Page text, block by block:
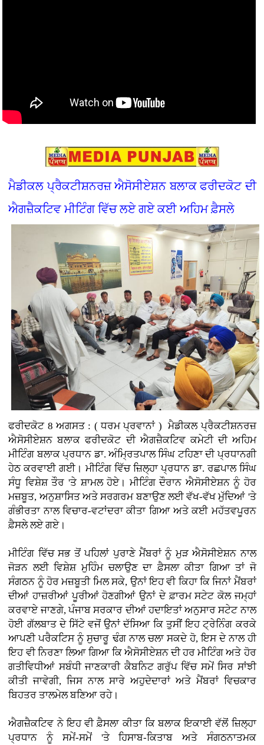
ਮੈਡੀਕਲ ਪ੍ਰੈਕਟੀਸ਼ਨਰਜ਼ ਐਸੋਸੀਏਸ਼ਨ ਬਲਾਕ ਫਰੀਦਕੋਟ ਦੀ
ਐਗਜ਼ੈਕਟਿਵ ਮੀਟਿੰਗ ਵਿੱਚ ਲਏ ਗਏ ਕਈ ਅਹਿਮ ਫ਼ੈਸਲੇ
ਫਰੀਦਕੋਟ 8 ਅਗਸਤ : ( ਧਰਮ ਪ੍ਰਵਾਨਾਂ ) ਮੈਡੀਕਲ ਪ੍ਰੈਕਟੀਸ਼ਨਰਜ਼
ਐਸੋਸੀਏਸ਼ਨ ਬਲਾਕ ਫਰੀਦਕੋਟ ਦੀ ਐਗਜ਼ੈਕਟਿਵ ਕਮੇਟੀ ਦੀ ਅਹਿਮ
ਮੀਟਿੰਗ ਬਲਾਕ ਪ੍ਰਧਾਨ ਡਾ. ਅੰਮ੍ਰਿਤਪਾਲ ਸਿੰਘ ਟਹਿਣਾ ਦੀ ਪ੍ਰਧਾਨਗੀ
ਹੇਠ ਕਰਵਾਈ ਗਈ। ਮੀਟਿੰਗ ਵਿੱਚ ਜ਼ਿਲ੍ਹਾ ਪ੍ਰਧਾਨ ਡਾ. ਰਛਪਾਲ ਸਿੰਘ
ਸੰਧੂ ਵਿਸ਼ੇਸ਼ ਤੌਰ 'ਤੇ ਸ਼ਾਮਲ ਹੋਏ। ਮੀਟਿੰਗ ਦੌਰਾਨ ਐਸੋਸੀਏਸ਼ਨ ਨੂੰ ਹੋਰ
ਮਜ਼ਬੂਤ, ਅਨੁਸ਼ਾਸਿਤ ਅਤੇ ਸਰਗਰਮ ਬਣਾਉਣ ਲਈ ਵੱਖ-ਵੱਖ ਮੁੱਦਿਆਂ 'ਤੇ
ਗੰਭੀਰਤਾ ਨਾਲ ਵਿਚਾਰ-ਵਟਾਂਦਰਾ ਕੀਤਾ ਗਿਆ ਅਤੇ ਕਈ ਮਹੱਤਵਪੂਰਨ
ਫ਼ੈਸਲੇ ਲਏ ਗਏ।
ਮੀਟਿੰਗ ਵਿੱਚ ਸਭ ਤੋਂ ਪਹਿਲਾਂ ਪੁਰਾਣੇ ਮੈਂਬਰਾਂ ਨੂੰ ਮੁੜ ਐਸੋਸੀਏਸ਼ਨ ਨਾਲ
ਜੋੜਨ ਲਈ ਵਿਸ਼ੇਸ਼ ਮੁਹਿੰਮ ਚਲਾਉਣ ਦਾ ਫ਼ੈਸਲਾ ਕੀਤਾ ਗਿਆ ਤਾਂ ਜੋ
ਸੰਗਠਨ ਨੂੰ ਹੋਰ ਮਜ਼ਬੂਤੀ ਮਿਲ ਸਕੇ, ਉਨਾਂ ਇਹ ਵੀ ਕਿਹਾ ਕਿ ਜਿਨਾਂ ਮੈਂਬਰਾਂ
ਦੀਆਂ ਹਾਜ਼ਰੀਆਂ ਪੂਰੀਆਂ ਹੋਣਗੀਆਂ ਉਨਾਂ ਦੇ ਫ਼ਾਰਮ ਸਟੇਟ ਕੋਲ ਜਮ੍ਹਾਂ
ਕਰਵਾਏ ਜਾਣਗੇ, ਪੰਜਾਬ ਸਰਕਾਰ ਦੀਆਂ ਹਦਾਇਤਾਂ ਅਨੁਸਾਰ ਸਟੇਟ ਨਾਲ
ਹੋਈ ਗੱਲਬਾਤ ਦੇ ਸਿੱਟੇ ਵਜੋਂ ਉਨਾਂ ਦੱਸਿਆ ਕਿ ਤੁਸੀਂ ਇਹ ਟ੍ਰੇਨਿੰਗ ਕਰਕੇ
ਆਪਣੀ ਪਰੈਕਟਿਸ ਨੂੰ ਸੁਚਾਰੂ ਢੰਗ ਨਾਲ ਚਲਾ ਸਕਦੇ ਹੋ, ਇਸ ਦੇ ਨਾਲ ਹੀ
ਇਹ ਵੀ ਨਿਰਣਾ ਲਿਆ ਗਿਆ ਕਿ ਐਸੋਸੀਏਸ਼ਨ ਦੀ ਹਰ ਮੀਟਿੰਗ ਅਤੇ ਹੋਰ
ਗਤੀਵਿਧੀਆਂ ਸਬੰਧੀ ਜਾਣਕਾਰੀ ਕੈਬਨਿਟ ਗਰੁੱਪ ਵਿੱਚ ਸਮੇਂ ਸਿਰ ਸਾਂਝੀ
ਕੀਤੀ ਜਾਵੇਗੀ, ਜਿਸ ਨਾਲ ਸਾਰੇ ਅਹੁਦੇਦਾਰਾਂ ਅਤੇ ਮੈਂਬਰਾਂ ਵਿਚਕਾਰ
ਬਿਹਤਰ ਤਾਲਮੇਲ ਬਣਿਆ ਰਹੇ।
ਐਗਜ਼ੈਕਟਿਵ ਨੇ ਇਹ ਵੀ ਫ਼ੈਸਲਾ ਕੀਤਾ ਕਿ ਬਲਾਕ ਇਕਾਈ ਵੱਲੋਂ ਜ਼ਿਲ੍ਹਾ
ਪ੍ਰਧਾਨ ਨੂੰ ਸਮੇਂ-ਸਮੇਂ 'ਤੇ ਹਿਸਾਬ-ਕਿਤਾਬ ਅਤੇ ਸੰਗਠਨਾਤਮਕ